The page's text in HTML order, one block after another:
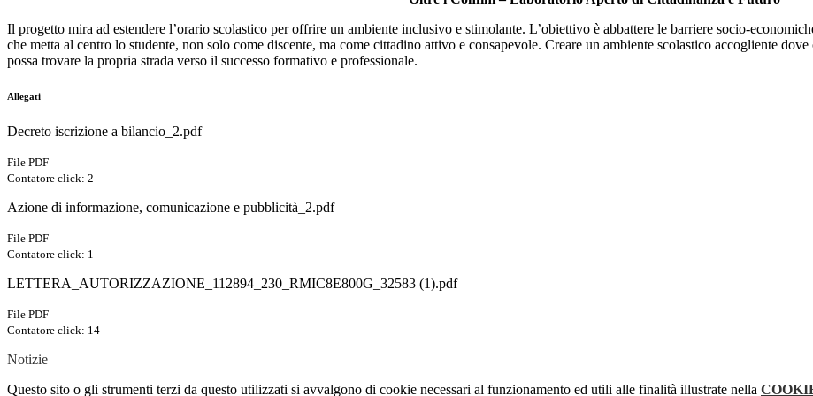
Il progetto mira ad estendere l’orario scolastico per offrire un ambiente inclusivo e stimolante. L’obiettivo è abbattere le barriere socio-
che metta al centro lo studente, non solo come discente, ma come cittadino attivo e consapevole. Creare un ambiente scolastico accogliente
possa trovare la propria strada verso il successo formativo e professionale.
Allegati
Decreto iscrizione a bilancio_2.pdf
File PDF
Contatore click: 2
Azione di informazione, comunicazione e pubblicità_2.pdf
File PDF
Contatore click: 1
LETTERA_AUTORIZZAZIONE_112894_230_RMIC8E800G_32583 (1).pdf
File PDF
Contatore click: 14
Notizie
Questo sito o gli strumenti terzi da questo utilizzati si avvalgono di cookie necessari al funzionamento ed utili alle finalità illustrate nella